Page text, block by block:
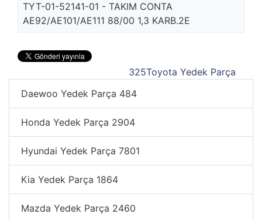
TYT-01-52141-01 - TAKIM CONTA
AE92/AE101/AE111 88/00 1,3 KARB.2E
325Toyota Yedek Parça
Daewoo Yedek Parça 484
Honda Yedek Parça 2904
Hyundai Yedek Parça 7801
Kia Yedek Parça 1864
Mazda Yedek Parça 2460